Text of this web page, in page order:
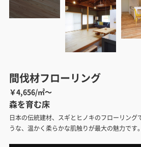
間伐材フローリング
￥4,656/㎡～
森を育む床
日本の伝統建材、スギとヒノキのフローリング
うな、温かく柔らかな肌触りが最大の魅力です。